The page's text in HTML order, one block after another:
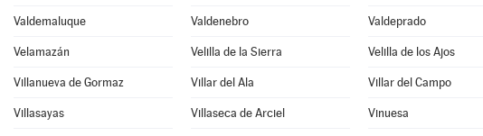
Valdemaluque Valdenebro Valdeprado
Velamazán Velilla de la Sierra Velilla de los Ajos
Villanueva de Gormaz Villar del Ala Villar del Campo
Villasayas Villaseca de Arciel Vinuesa